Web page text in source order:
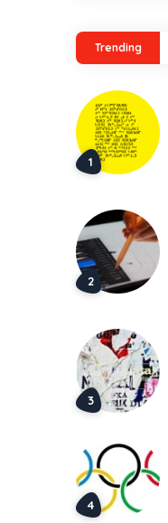
Trending